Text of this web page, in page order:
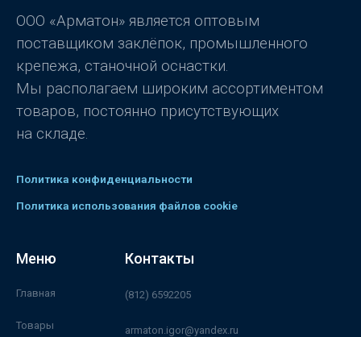
5
ООО «Арматон» является оптовым
поставщиком заклёпок, промышленного
крепежа, станочной оснастки.
Мы располагаем широким ассортиментом
товаров, постоянно присутствующих
на складе.
Политика конфиденциальности
Политика использования файлов cookie
Меню
Главная
Товары
Контакты
(812) 6592205
armaton.igor@yandex.ru